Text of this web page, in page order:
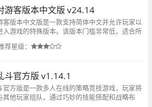
游客版本中文版 v24.14
客版本中文版是一款支持简体中文并允许玩家以
入游戏的特殊版本。该版本门槛非常低，适合所
足各个地区的玩家；其次游客登录
荐星级：
斗官方版 v1.14.1
官方版是一款多人在线的策略竞技游戏，玩家将
其他玩家组队，通过巧妙的技能搭配和战略布